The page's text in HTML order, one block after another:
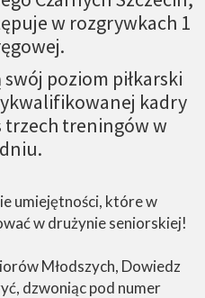
w rozgrywkach 1
poziom piłkarski
kadry
trzech treningów w
umiejętności, które w
w drużynie seniorskiej!
Młodszych, Dowiedz
dzwoniąc pod numer